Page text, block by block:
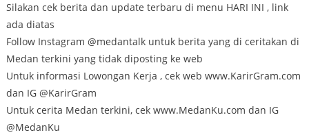
Silakan cek berita dan update terbaru di menu HARI INI , link
ada diatas
Follow Instagram @medantalk untuk berita yang di ceritakan di
Medan terkini yang tidak diposting ke web
Untuk informasi Lowongan Kerja , cek web www.KarirGram.com
dan IG @KarirGram
Untuk cerita Medan terkini, cek www.MedanKu.com dan IG
@MedanKu